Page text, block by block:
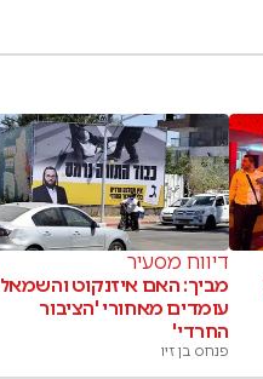
דיווח מסעיר
מביך: האם איזנקוט והשמאל
עומדים מאחורי 'הציבור
החרדי'
פנחס בן זיו